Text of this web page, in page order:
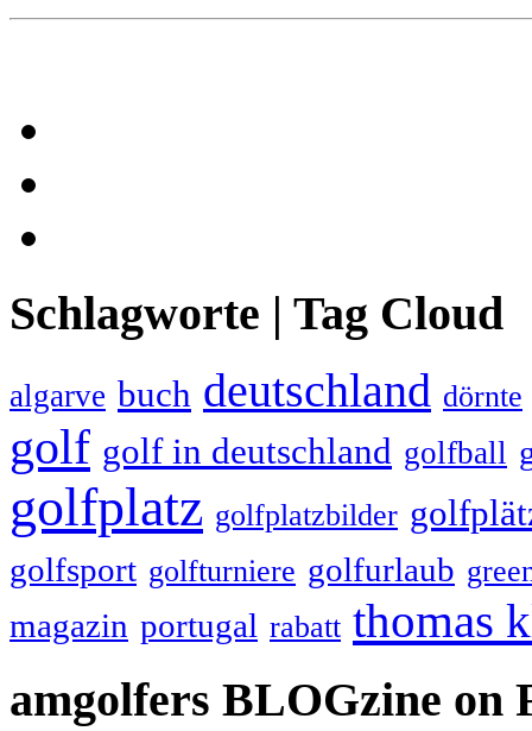
Schlagworte | Tag Cloud
algarve buch deutschland dörnte
golf golf in deutschland golfball
golfplatz golfplatzbilder
golfsport golfturniere golfurlaub
magazin portugal rabatt thomas
amgolfers BLOGzine on